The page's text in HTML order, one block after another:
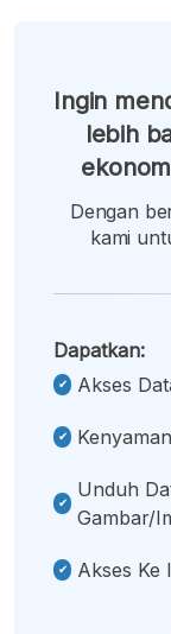
Ingin
lebih
Dengan
kami
Dapatkan:
Akses
Unduh
Gambar/
Akses Ke